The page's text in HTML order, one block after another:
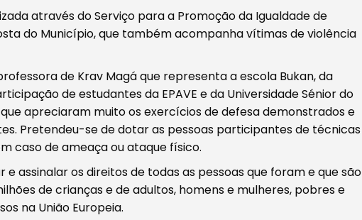
através do Serviço para a Promoção da Igualdade de
do Município, que também acompanha vítimas de violência
de Krav Magá que representa a escola Bukan, da
de estudantes da EPAVE e da Universidade Sénior do
apreciaram muito os exercícios de defesa demonstrados e
Pretendeu-se de dotar as pessoas participantes de técnicas
caso de ameaça ou ataque físico.
assinalar os direitos de todas as pessoas que foram e que são
de crianças e de adultos, homens e mulheres, pobres e
na União Europeia.